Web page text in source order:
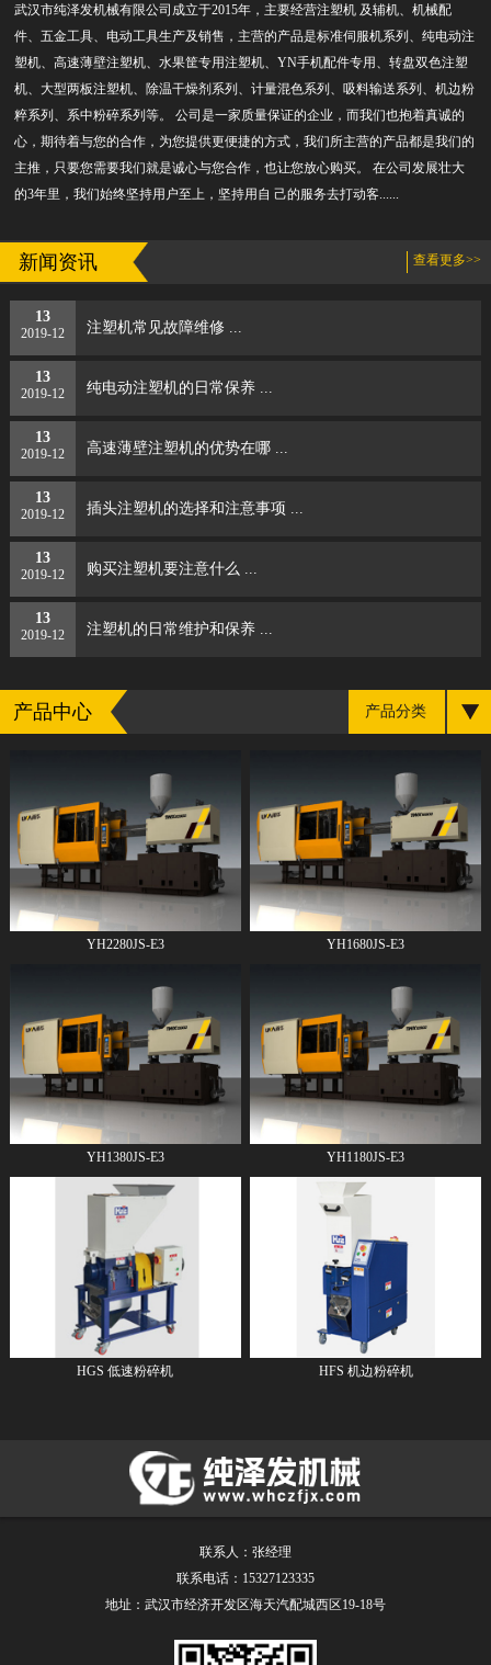
武汉市纯泽发机械有限公司成立于2015年，主要经营注塑机 及辅机、机械配
件、五金工具、电动工具生产及销售，主营的产品是标准伺服机系列、纯电动注
塑机、高速薄壁注塑机、水果筐专用注塑机、YN手机配件专用、转盘双色注塑
机、大型两板注塑机、除温干燥剂系列、计量混色系列、吸料输送系列、机边粉
粹系列、系中粉碎系列等。 公司是一家质量保证的企业，而我们也抱着真诚的
心，期待着与您的合作，为您提供更便捷的方式，我们所主营的产品都是我们的
主推，只要您需要我们就是诚心与您合作，也让您放心购买。 在公司发展壮大
的3年里，我们始终坚持用户至上，坚持用自 己的服务去打动客......
新闻资讯 查看更多>>
13
2019-12 注塑机常见故障维修 ...
13
2019-12 纯电动注塑机的日常保养 ...
13
2019-12 高速薄壁注塑机的优势在哪 ...
13
2019-12 插头注塑机的选择和注意事项 ...
13
2019-12 购买注塑机要注意什么 ...
13
2019-12 注塑机​的日常维护和保养 ...
产品中心 产品分类
YH2280JS-E3 YH1680JS-E3
YH1380JS-E3 YH1180JS-E3
HGS 低速粉碎机 HFS 机边粉碎机
联系人：张经理
联系电话：15327123335
地址：武汉市经济开发区海天汽配城西区19-18号